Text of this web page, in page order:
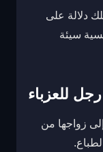
دلالة على
سيئة
للعزباء
زواجها من